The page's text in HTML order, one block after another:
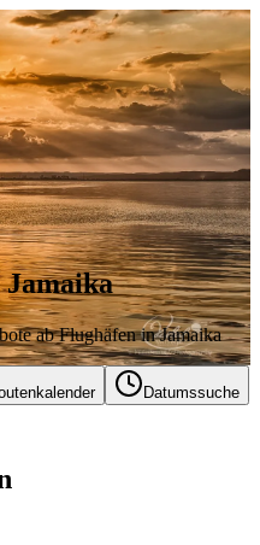
Jamaika
ab Flughäfen in Jamaika
Datumssuche